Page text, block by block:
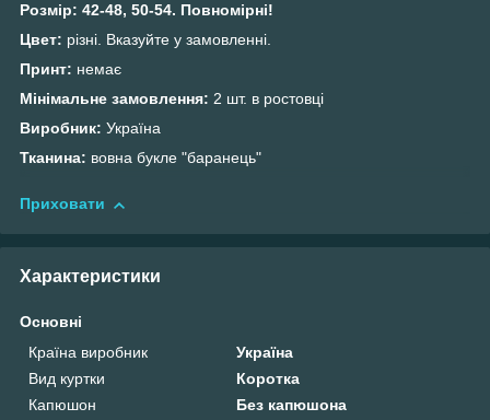
Розмір: 42-48, 50-54. Повномірні!
Цвет: різні. Вказуйте у замовленні.
Принт: немає
Мінімальне замовлення: 2 шт. в ростовці
Виробник: Україна
Тканина: вовна букле "баранець"
Приховати
Характеристики
Основні
Країна виробник
Україна
Вид куртки
Коротка
Капюшон
Без капюшона